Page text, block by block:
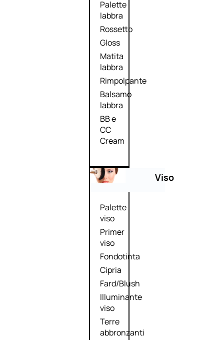
Palette
labbra
Rossetto
Gloss
Matita
labbra
Rimpolpante
Balsamo
labbra
BB e
CC
Cream
Viso
Palette
viso
Primer
viso
Fondotinta
Cipria
Fard/Blush
Illuminante
viso
Terre
abbronzanti